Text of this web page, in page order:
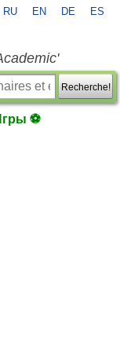
RU EN DE ES
Recherche!
⚽